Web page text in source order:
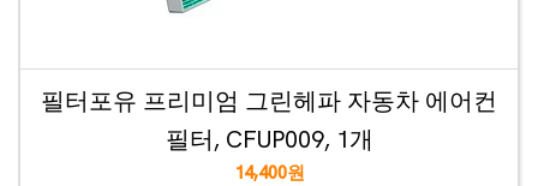
필터포유 프리미엄 그린헤파 자동차 에어컨
필터, CFUP009, 1개
14,400원